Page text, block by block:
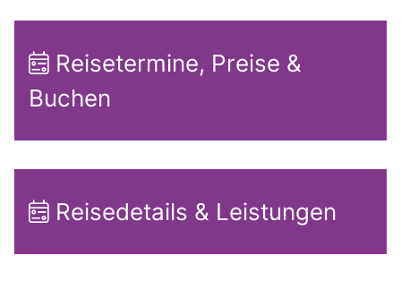
Reisetermine, Preise &
Buchen
Reisedetails & Leistungen